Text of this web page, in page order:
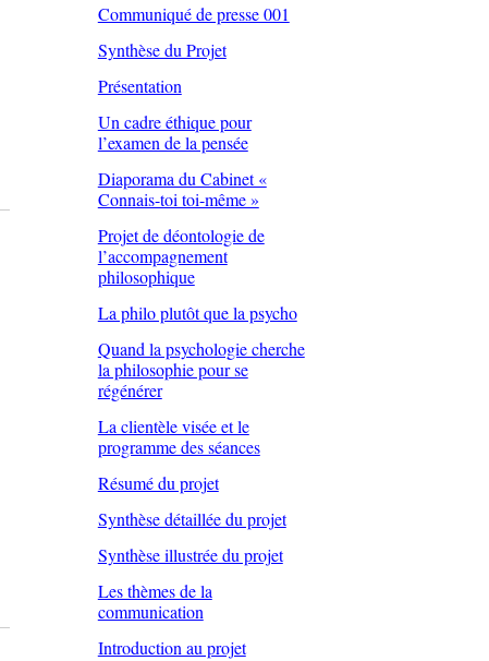
Communiqué de presse 001
Synthèse du Projet
Présentation
Un cadre éthique pour
l’examen de la pensée
Diaporama du Cabinet «
Connais-toi toi-même »
Projet de déontologie de
l’accompagnement
philosophique
La philo plutôt que la psycho
Quand la psychologie cherche
la philosophie pour se
régénérer
La clientèle visée et le
programme des séances
Résumé du projet
Synthèse détaillée du projet
Synthèse illustrée du projet
Les thèmes de la
communication
Introduction au projet